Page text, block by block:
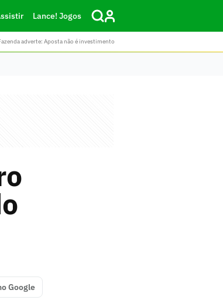
Lance! Jogos
adverte: Aposta não é investimento
Google